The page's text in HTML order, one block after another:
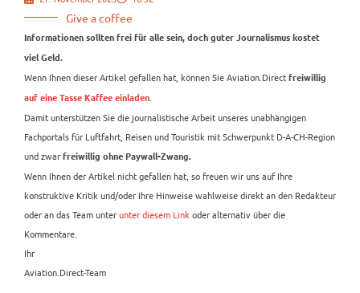
Give a coffee
Informationen sollten frei für alle sein, doch guter Journalismus kostet
viel Geld.
Wenn Ihnen dieser Artikel gefallen hat, können Sie Aviation.Direct freiwillig
auf eine Tasse Kaffee einladen
Damit unterstützen Sie die journalistische Arbeit unseres unabhängigen
Fachportals für Luftfahrt, Reisen und Touristik mit Schwerpunkt D-A-CH-Region
und zwar freiwillig ohne Paywall-Zwang.
Wenn Ihnen der Artikel nicht gefallen hat, so freuen wir uns auf Ihre
konstruktive Kritik und/oder Ihre Hinweise wahlweise direkt an den Redakteur
oder an das Team unterunter diesem Link oder alternativ über die
Kommentare.
Ihr
Aviation.Direct-Team